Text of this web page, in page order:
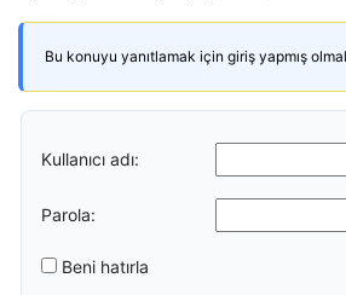
Bu konuyu yanıtlamak için giriş yapmış
Kullanıcı adı:
Parola:
Beni hatırla